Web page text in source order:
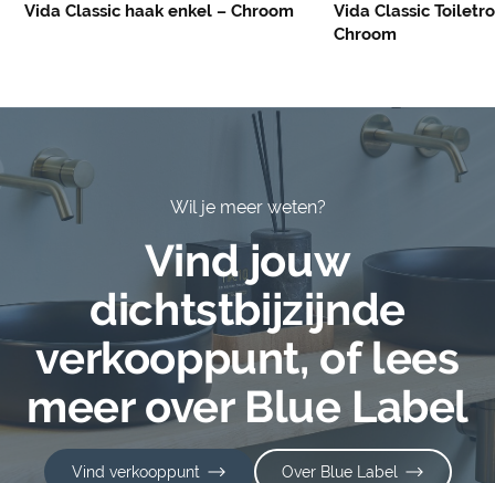
Vida Classic haak enkel – Chroom
Vida Classic
Chroom
Wil je meer weten?
Vind jouw
dichtstbijzijnde
verkooppunt, of lees
meer over Blue Label
Vind verkooppunt Over Blue Label